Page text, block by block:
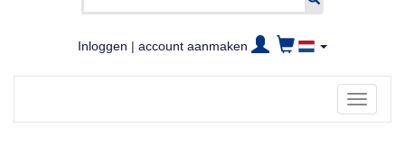
Inloggen | account aanmaken
Toggle